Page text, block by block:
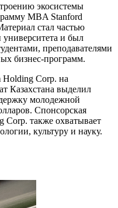
экосистемы
MBA Stanford
стал частью
университета и был
преподавателями
бизнес-программ.
Holding Corp. на
Казахстана выделил
молодежной
Спонсорская
Corp. также охватывает
культуру и науку.